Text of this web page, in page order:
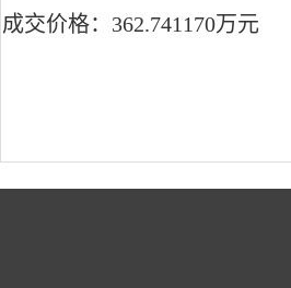
成交价格：362.741170万元